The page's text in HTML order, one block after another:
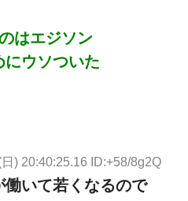
はエジソン
にウソついた
) 20:40:25.16 ID:+58/8g2Q
いて若くなるので